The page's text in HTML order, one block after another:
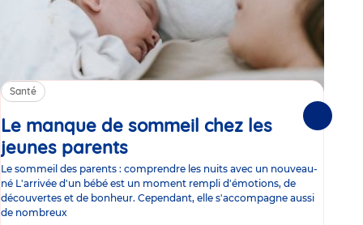
Santé
Le manque de sommeil chez les
jeunes parents
Le sommeil des parents : comprendre les nuits avec un nouveau-
né L'arrivée d'un bébé est un moment rempli d'émotions, de
découvertes et de bonheur. Cependant, elle s'accompagne aussi
de nombreux